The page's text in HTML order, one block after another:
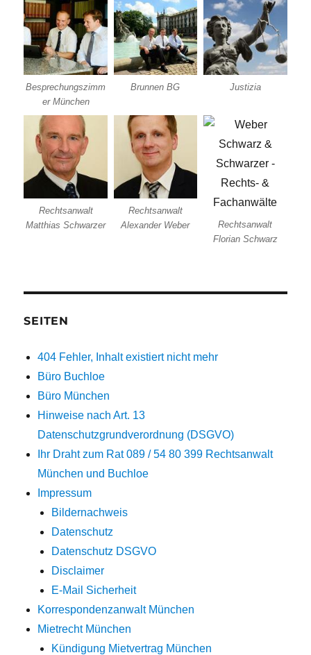
Besprechungszimm
er München
Brunnen BG Justizia
Rechtsanwalt
Matthias Schwarzer
Rechtsanwalt
Alexander Weber
Rechtsanwalt
Florian Schwarz
SEITEN
404 Fehler, Inhalt existiert nicht mehr
Büro Buchloe
Büro München
Hinweise nach Art. 13
Datenschutzgrundverordnung (DSGVO)
Ihr Draht zum Rat 089 / 54 80 399 Rechtsanwalt
München und Buchloe
Impressum
Bildernachweis
Datenschutz
Datenschutz DSGVO
Disclaimer
E-Mail Sicherheit
Korrespondenzanwalt München
Mietrecht München
Kündigung Mietvertrag München